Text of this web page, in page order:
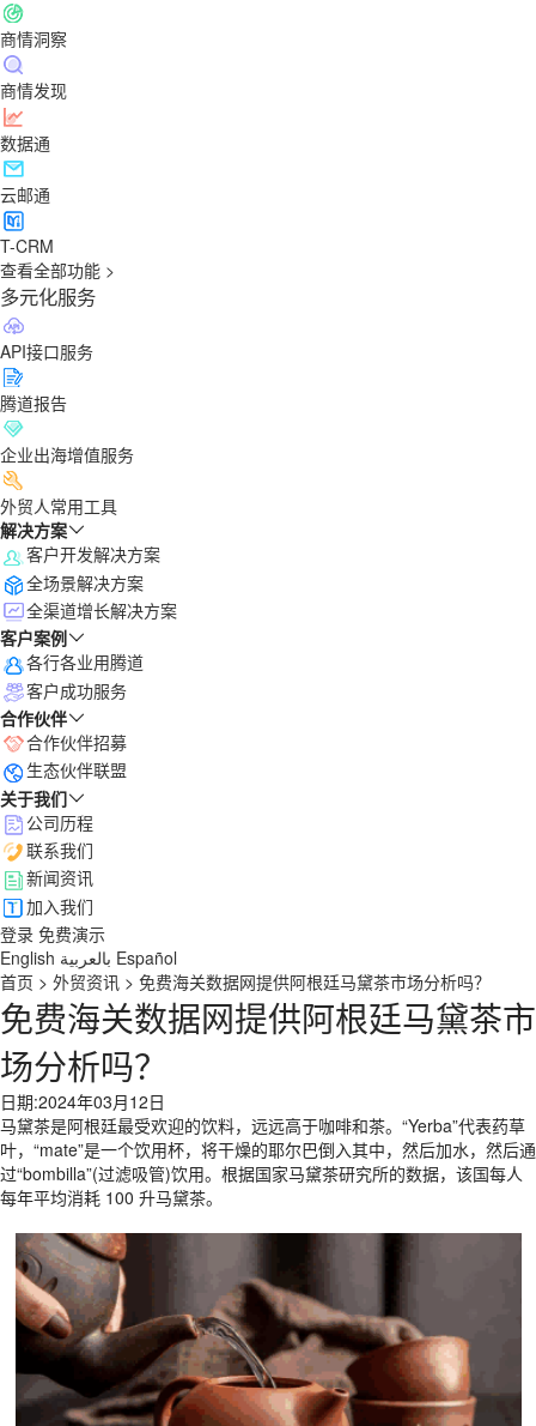
商情洞察
商情发现
数据通
云邮通
T-CRM
查看全部功能 >
多元化服务
API接口服务
腾道报告
企业出海增值服务
外贸人常用工具
解决方案
客户开发解决方案
全场景解决方案
全渠道增长解决方案
客户案例
各行各业用腾道
客户成功服务
合作伙伴
合作伙伴招募
生态伙伴联盟
关于我们
公司历程
联系我们
新闻资讯
加入我们
登录 免费演示
English بالعربية Español
首页 > 外贸资讯 > 免费海关数据网提供阿根廷马黛茶市场分析吗？
免费海关数据网提供阿根廷马黛茶市
场分析吗？
日期:2024年03月12日
马黛茶是阿根廷最受欢迎的饮料，远远高于咖啡和茶。“Yerba”代表药草
叶，“mate”是一个饮用杯，将干燥的耶尔巴倒入其中，然后加水，然后通
过“bombilla”(过滤吸管)饮用。根据国家马黛茶研究所的数据，该国每人
每年平均消耗 100 升马黛茶。